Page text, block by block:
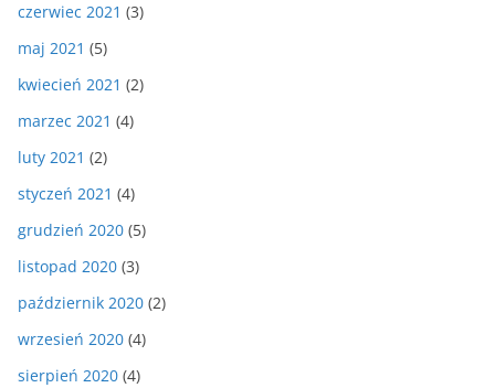
czerwiec 2021 (3)
maj 2021 (5)
kwiecień 2021 (2)
marzec 2021 (4)
luty 2021 (2)
styczeń 2021 (4)
grudzień 2020 (5)
listopad 2020 (3)
październik 2020 (2)
wrzesień 2020 (4)
sierpień 2020 (4)